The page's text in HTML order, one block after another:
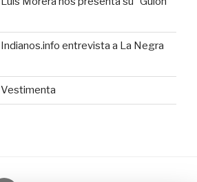
Indianos.info entrevista a La Negra
Vestimenta